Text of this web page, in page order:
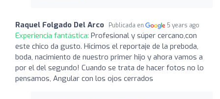
Raquel Folgado Del Arco Publicada en 5 years ago
Experiencia fantástica: Profesional y súper cercano,con
este chico da gusto. Hicimos el reportaje de la preboda,
boda, nacimiento de nuestro primer hijo y ahora vamos a
por el del segundo! Cuando se trata de hacer fotos no lo
pensamos, Angular con los ojos cerrados